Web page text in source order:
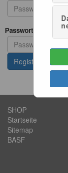
Passwort
SHOP
Startseite
Sitemap
BASF